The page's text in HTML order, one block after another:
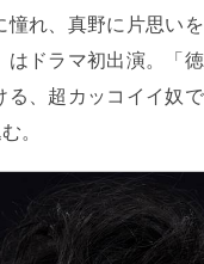
れ、真野に片思い
ドラマ初出演。「
る、超カッコイイ
。